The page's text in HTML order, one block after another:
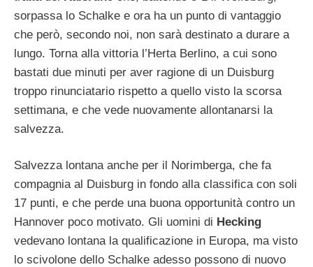
sorpassa lo Schalke e ora ha un punto di vantaggio
che però, secondo noi, non sarà destinato a durare a
lungo. Torna alla vittoria l’Herta Berlino, a cui sono
bastati due minuti per aver ragione di un Duisburg
troppo rinunciatario rispetto a quello visto la scorsa
settimana, e che vede nuovamente allontanarsi la
salvezza.
Salvezza lontana anche per il Norimberga, che fa
compagnia al Duisburg in fondo alla classifica con soli
17 punti, e che perde una buona opportunità contro un
Hannover poco motivato. Gli uomini di Hecking
vedevano lontana la qualificazione in Europa, ma visto
lo scivolone dello Schalke adesso possono di nuovo